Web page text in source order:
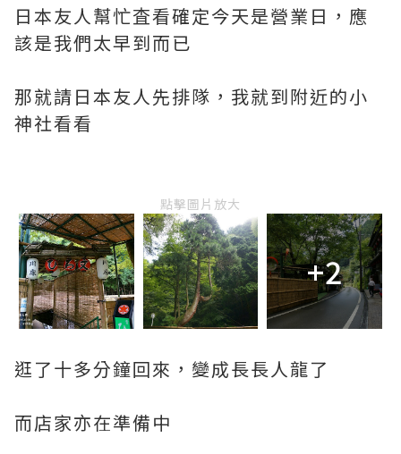
日本友人幫忙査看確定今天是營業日，應
該是我們太早到而已
那就請日本友人先排隊，我就到附近的小
神社看看
點擊圖片放大
+2
逛了十多分鐘回來，變成長長人龍了
而店家亦在準備中